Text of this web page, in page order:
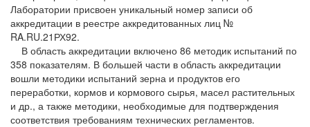
Лаборатории присвоен уникальный номер записи об
аккредитации в реестре аккредитованных лиц №
RA.RU.21РХ92.
В область аккредитации включено 86 методик испытаний по
358 показателям. В большей части в область аккредитации
вошли методики испытаний зерна и продуктов его
переработки, кормов и кормового сырья, масел растительных
и др., а также методики, необходимые для подтверждения
соответствия требованиям технических регламентов.